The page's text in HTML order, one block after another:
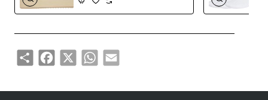
ShareFacebook
X WhatsApp
Email